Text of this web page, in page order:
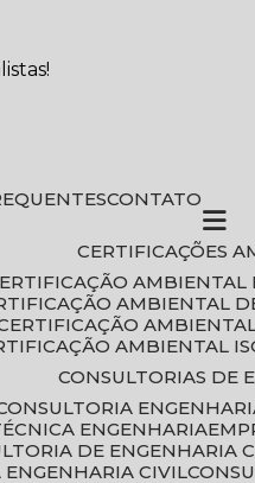
CONTATO
CERTIFICAÇÕES
CERTIFICAÇÃO
AMBIENTAL
CERTIFICAÇÃO
AMBIENTAL
CONSULTORIAS DE
CONSULTORIA
ENGENHARIA
DE ENGENHARIA
ENGENHARIA CIVIL